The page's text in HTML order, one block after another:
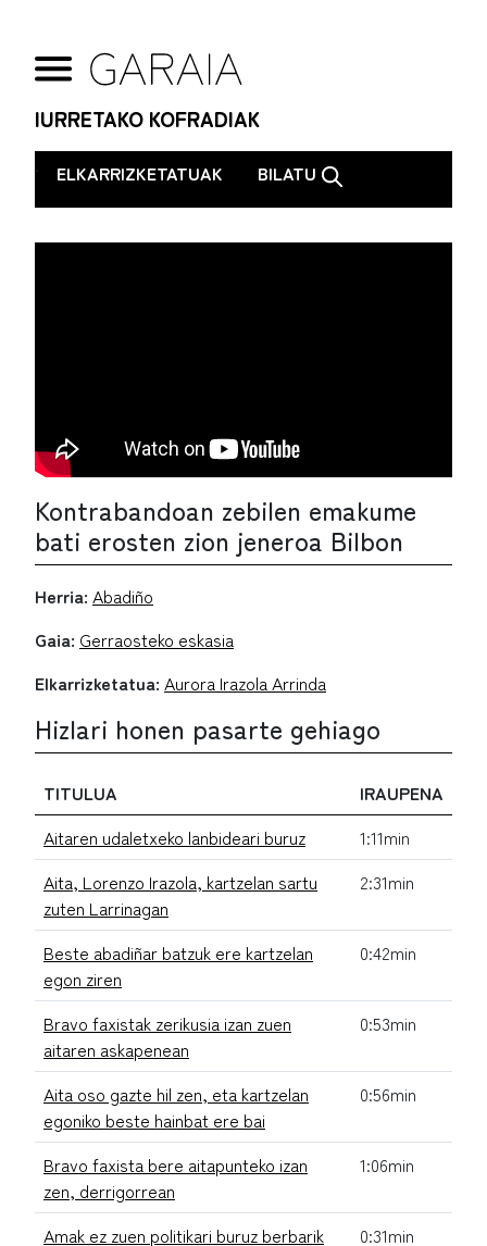
IURRETAKO KOFRADIAK
. ELKARRIZKETATUAK BILATU
Kontrabandoan zebilen emakume
bati erosten zion jeneroa Bilbon
Herria: Abadiño
Gaia: Gerraosteko eskasia
Elkarrizketatua: Aurora Irazola Arrinda
Hizlari honen pasarte gehiago
TITULUA
IRAUPENA
Aitaren udaletxeko lanbideari buruz
1:11min
Aita, Lorenzo Irazola, kartzelan sartu
zuten Larrinagan
2:31min
Beste abadiñar batzuk ere kartzelan
egon ziren
0:42min
Bravo faxistak zerikusia izan zuen
aitaren askapenean
0:53min
Aita oso gazte hil zen, eta kartzelan
egoniko beste hainbat ere bai
0:56min
Bravo faxista bere aitapunteko izan
zen, derrigorrean
1:06min
Amak ez zuen politikari buruz berbarik
0:31min